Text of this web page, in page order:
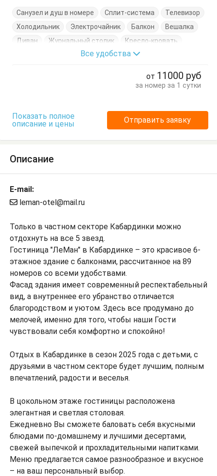
Санузел и душ в номере Сплит-система
Телевизор
Холодильник
Электрочайник Балкон
Вешалка
Диван
Журнальный столик
Кресло-кровать
Кровати односпальные
Кровать двуспальная
Все удобства
от 11000 руб
за номер за 1 сутки
Показать полное
описание и цены
Отправить заявку
Описание
E-mail:
leman-otel@mail.ru
Только в частном секторе Кабардинки можно
отдохнуть на все 5 звезд.
Гостиница "ЛеМан" в Кабардинке – это красивое 6-
этажное здание с балконами, рассчитанное на 89
номеров со всеми удобствами.
Фасад здания имеет современный респектабельный
вид, а внутреннее его убранство отличается
благородством и уютом. Здесь все продумано до
мелочей, именно для того, чтобы наши Гости
чувствовали себя комфортно и спокойно!
Отдых в Кабардинке в сезон 2025 года с детьми, с
друзьями в частном секторе будет лучшим, полным
впечатлений, радости и веселья.
В цокольном этаже гостиницы расположена
элегантная и светлая столовая.
Ежедневно Вы сможете баловать себя вкусными
блюдами по-домашнему и лучшими десертами,
свежей выпечкой и прохладительными напитками.
Меню предлагается самое разнообразное и вкусное
– на ваш персональный выбор.